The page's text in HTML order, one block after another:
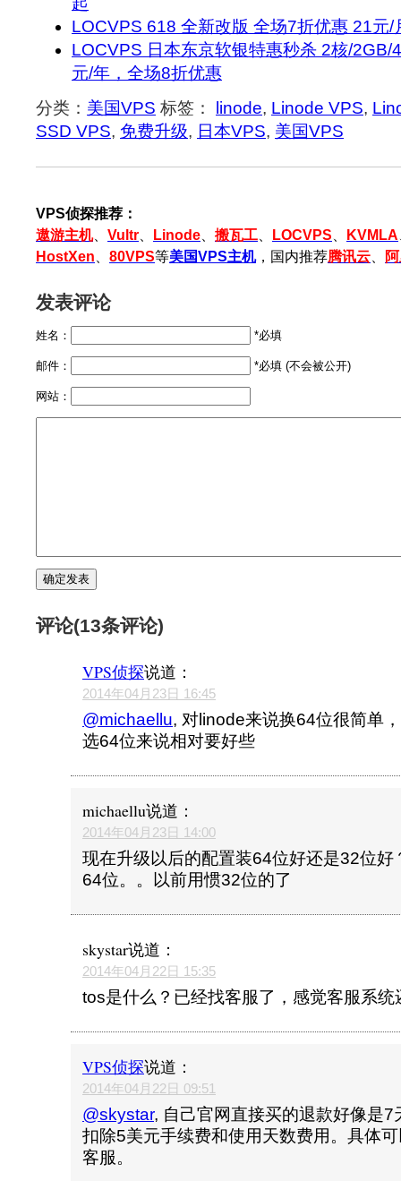
LOCVPS 618 全新改版 全场7折优惠 21元/
LOCVPS 日本东京软银特惠秒杀 2核/
元/年，全场8折优惠
分类： 美国VPS 标签： linode, Linode VPS,
SSD VPS, 免费升级, 日本VPS, 美国VPS
VPS侦探推荐：
遨游主机、 Vultr Linode 搬瓦工 LOCVPS KVMLA
HostXen
80VPS等美国VPS主机，国内推荐腾讯云
发表评论
姓名： *必填
邮件： *必填 (不会被公开)
网站：
评论(13条评论)
VPS侦探说道：
2014年04月23日 16:45
@michaellu, 对linode来说换64位很简单
选64位来说相对要好些
michaellu说道：
2014年04月23日 14:00
现在升级以后的配置装64位好还是32位好
64位。。以前用惯32位的了
skystar说道：
2014年04月22日 15:35
tos是什么？已经找客服了，感觉客服系
VPS侦探说道：
2014年04月22日 09:51
@skystar, 自己官网直接买的退款好像是7
扣除5美元手续费和使用天数费用。具体
客服。